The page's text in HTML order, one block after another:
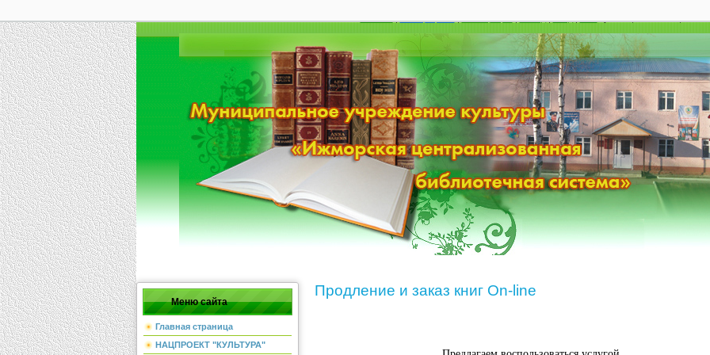
Меню сайта
Главная страница
НАЦПРОЕКТ "КУЛЬТУРА"
Продление и заказ книг On-line